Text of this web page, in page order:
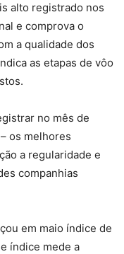
alto registrado nos
e comprova o
a qualidade dos
as etapas de vôo
no mês de
os melhores
a regularidade e
companhias
em maio índice de
índice mede a